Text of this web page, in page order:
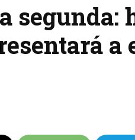
segunda:
a